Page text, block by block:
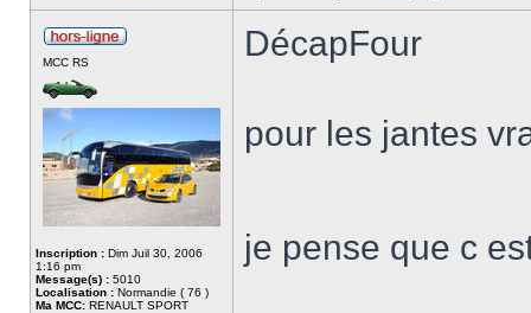
MCC RS
Inscription : Dim Juil 30, 2006
1:16 pm
Message(s) : 5010
Localisation : Normandie ( 76 )
Ma MCC: RENAULT SPORT
DécapFour
pour les jantes
je pense que c